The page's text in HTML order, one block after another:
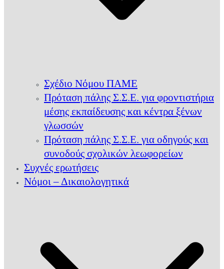
Σχέδιο Νόμου ΠΑΜΕ
Πρόταση πάλης Σ.Σ.Ε. για φροντιστήρια
μέσης εκπαίδευσης και κέντρα ξένων
γλωσσών
Πρόταση πάλης Σ.Σ.Ε. για οδηγούς και
συνοδούς σχολικών λεωφορείων
Συχνές ερωτήσεις
Νόμοι – Δικαιολογητικά